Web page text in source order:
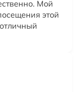
Мой
этой